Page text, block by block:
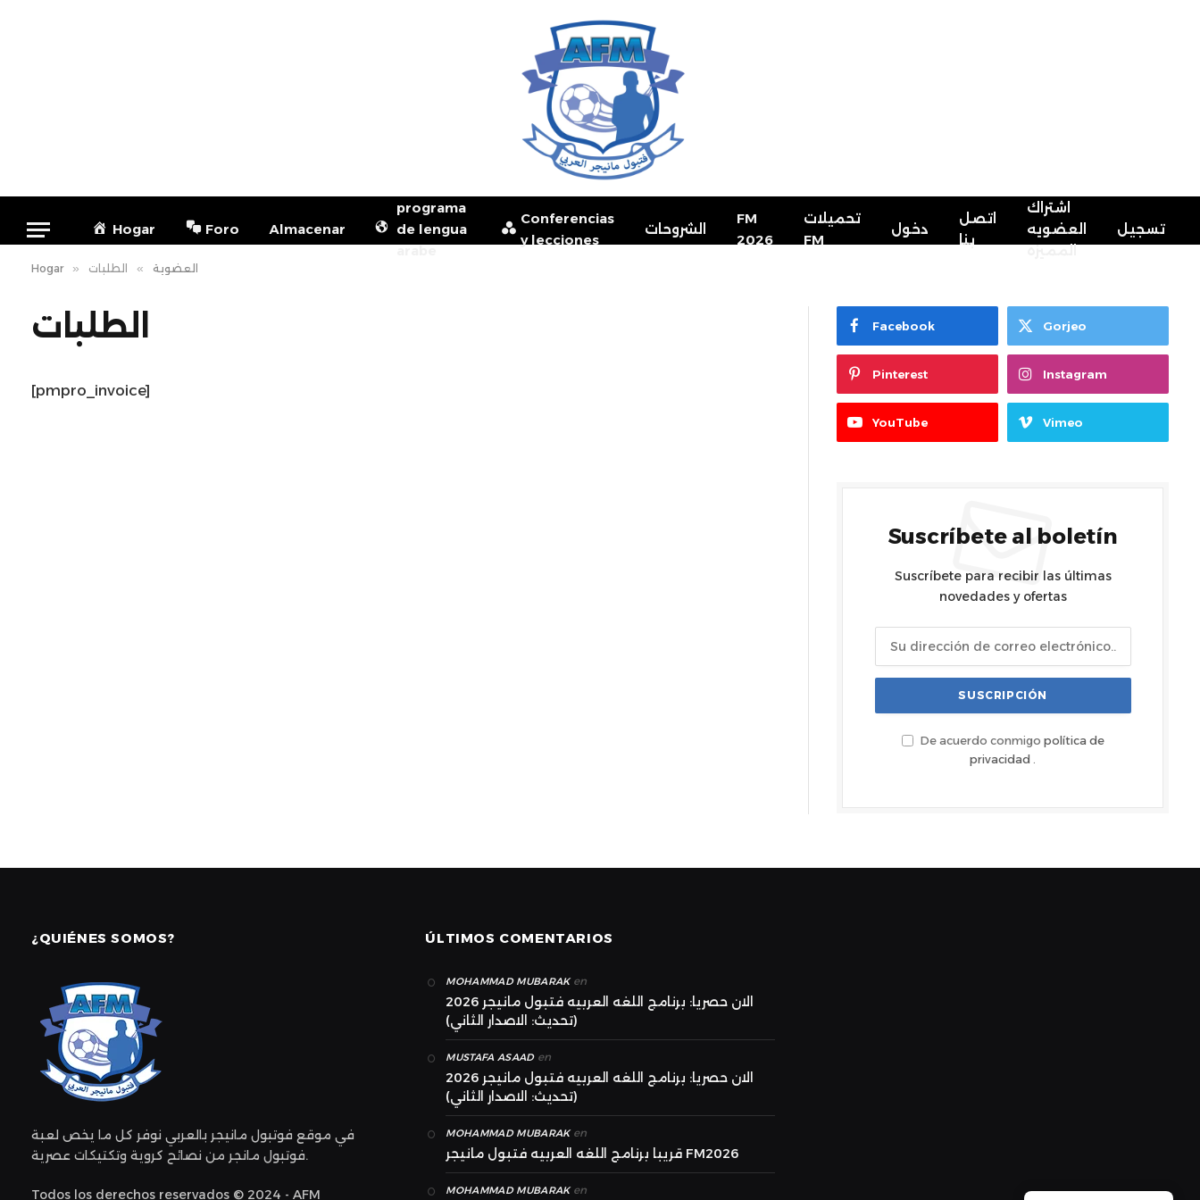
Hogar Foro Almacenar
programa
de lengua
arabe
Conferencias
y lecciones
الشروحات
FM
2026
تحميلات
FM
دخول
اتصل
بنا
اشتراك
العضويه
المميزه
تسجيل
Hogar » العضوية » الطلبات
الطلبات
[pmpro_invoice]
Facebook Gorjeo
Pinterest Instagram
YouTube Vimeo
Suscríbete al boletín
Suscríbete para recibir las últimas
novedades y ofertas
De acuerdo conmigo política de
privacidad .
¿QUIÉNES SOMOS?
في موقع فوتبول مانيجر بالعربي نوفر كل ما يخص لعبة
فوتبول مانجر من نصائح كروية وتكتيكات عصرية.
Todos los derechos reservados © 2024 - AFM
ÚLTIMOS COMENTARIOS
MOHAMMAD MUBARAKen
الان حصريا: برنامج اللغه العربيه فتبول مانيجر 2026
(تحديث: الاصدار الثاني)
MUSTAFA ASAADen
الان حصريا: برنامج اللغه العربيه فتبول مانيجر 2026
(تحديث: الاصدار الثاني)
MOHAMMAD MUBARAKen
قريبا برنامج اللغه العربيه فتبول مانيجر FM2026
MOHAMMAD MUBARAKen